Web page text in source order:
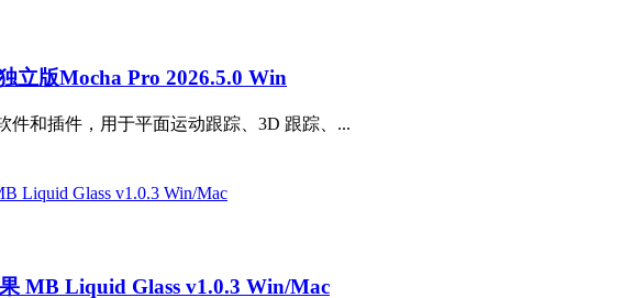
立版Mocha Pro 2026.5.0 Win
件和插件，用于平面运动跟踪、3D 跟踪、...
MB Liquid Glass v1.0.3 Win/Mac